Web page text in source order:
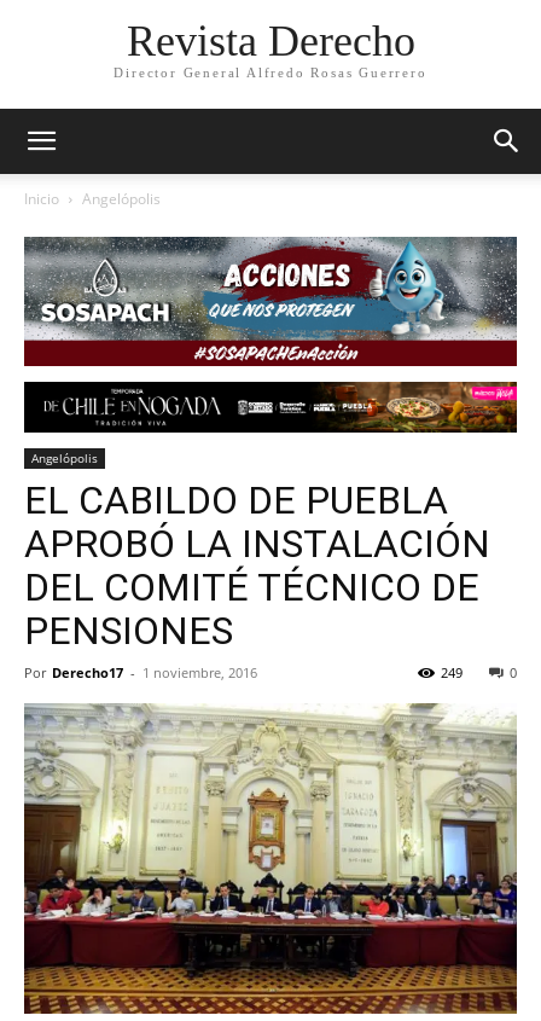
Revista Derecho
Director General Alfredo Rosas Guerrero
Inicio Angelópolis
Angelópolis
EL CABILDO DE PUEBLA
APROBÓ LA INSTALACIÓN
DEL COMITÉ TÉCNICO DE
PENSIONES
Por Derecho17 - 1 noviembre, 2016 0
249